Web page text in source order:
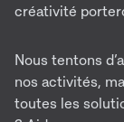
créativité
Nous tentons
nos activités,
toutes les